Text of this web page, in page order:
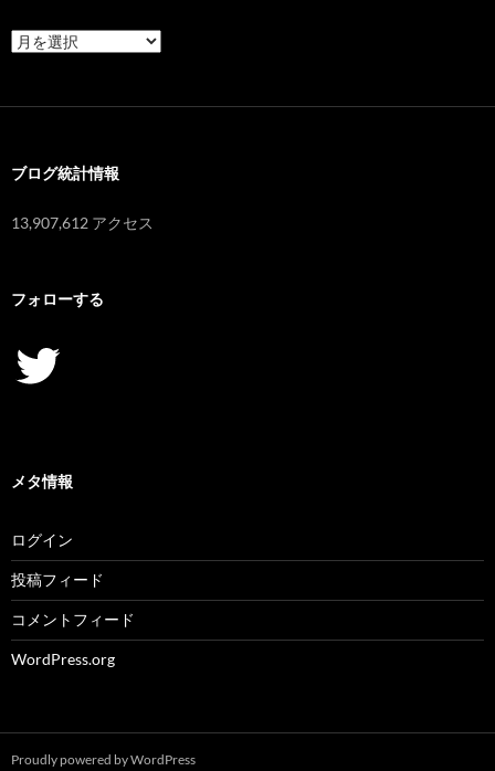
ア
ー
ブログ統計情報
13,907,612 アクセス
フォローする
Twitter
メタ情報
ログイン
投稿フィード
コメントフィード
WordPress.org
Proudly powered by WordPress